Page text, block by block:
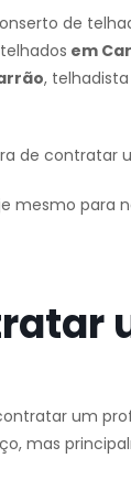
de
em
,
de contratar
mesmo para
um
mas